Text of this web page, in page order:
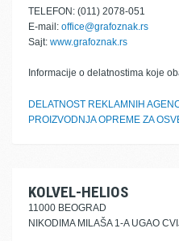
TELEFON: (011) 2078-051
E-mail: office@grafoznak.rs
Sajt: www.grafoznak.rs
Informacije o delatnostima koje
DELATNOST REKLAMNIH
PROIZVODNJA OPREME ZA
KOLVEL-HELIOS
11000 BEOGRAD
NIKODIMA MILAŠA 1-A UGAO